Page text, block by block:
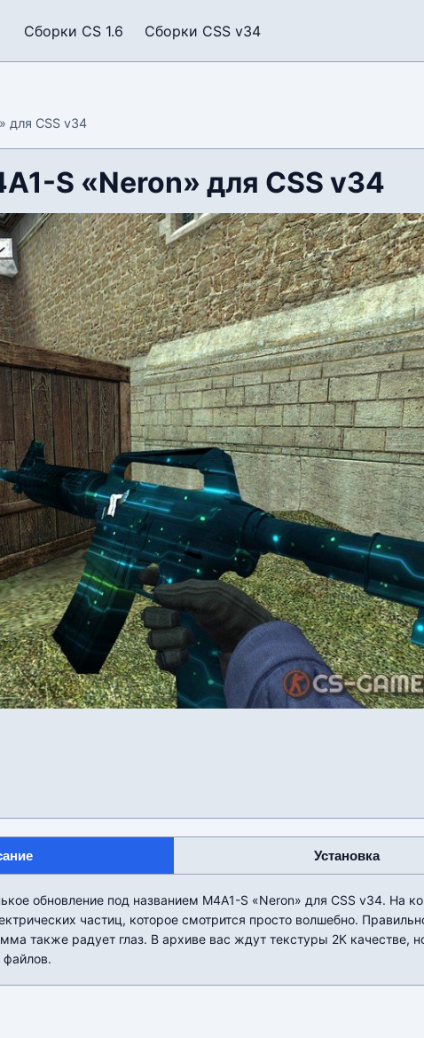
Сборки CS 1.6 Сборки CSS v34
для CSS v34
S «Neron» для CSS v34
Установка
обновление под названием M4A1-S «Neron» для CSS v34. На
частиц, которое смотрится просто волшебно.
также радует глаз. В архиве вас ждут текстуры 2К качестве,